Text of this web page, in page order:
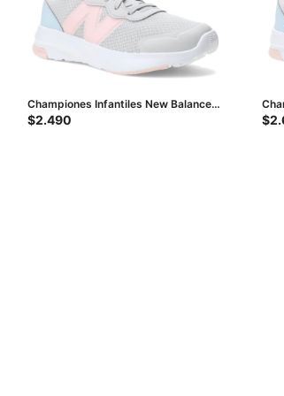
Championes Infantiles New Balance
Perfomance - Gris - Rosado - Celeste
$2.490 $